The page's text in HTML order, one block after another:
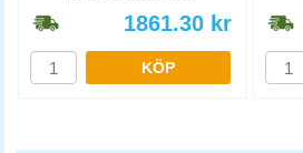
1861.30 kr
KÖP